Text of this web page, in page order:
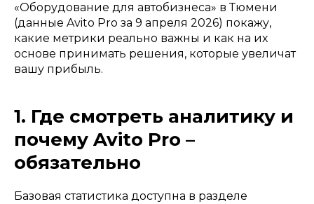
«Оборудование для автобизнеса» в Тюмени
(данные Avito Pro за 9 апреля 2026) покажу,
какие метрики реально важны и как на их
основе принимать решения, которые увеличат
вашу прибыль.
1. Где смотреть аналитику и
почему Avito Pro –
обязательно
Базовая статистика доступна в разделе